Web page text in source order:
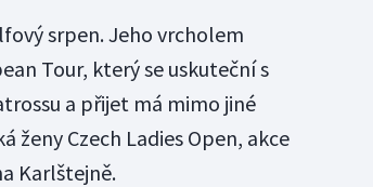
srpen. Jeho vrcholem
Tour, který se uskuteční s
a přijet má mimo jiné
ženy Czech Ladies Open, akce
Karlštejně.